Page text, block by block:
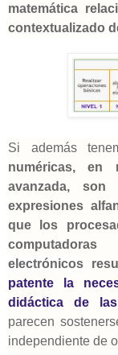
matemática
contextualizado
Si además
numéricas, en
avanzada, son
expresiones
que los
electrónicos
patente la
didáctica de
parecen
independiente de